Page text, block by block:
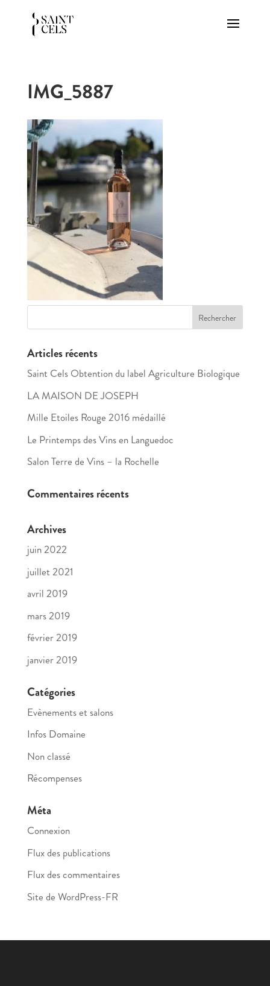
IMG_5887
Articles récents
Saint Cels Obtention du label Agriculture Biologique
LA MAISON DE JOSEPH
Mille Etoiles Rouge 2016 médaillé
Le Printemps des Vins en Languedoc
Salon Terre de Vins – la Rochelle
Commentaires récents
Archives
juin 2022
juillet 2021
avril 2019
mars 2019
février 2019
janvier 2019
Catégories
Evènements et salons
Infos Domaine
Non classé
Récompenses
Méta
Connexion
Flux des publications
Flux des commentaires
Site de WordPress-FR